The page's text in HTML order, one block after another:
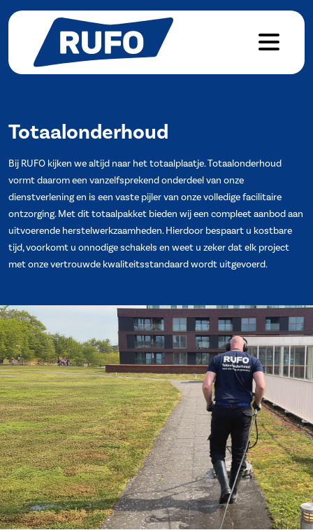
Totaalonderhoud
Bij RUFO kijken we altijd naar het totaalplaatje. Totaalonderhoud
vormt daarom een vanzelfsprekend onderdeel van onze
dienstverlening en is een vaste pijler van onze volledige facilitaire
ontzorging. Met dit totaalpakket bieden wij een compleet aanbod aan
uitvoerende herstelwerkzaamheden. Hierdoor bespaart u kostbare
tijd, voorkomt u onnodige schakels en weet u zeker dat elk project
met onze vertrouwde kwaliteitsstandaard wordt uitgevoerd.